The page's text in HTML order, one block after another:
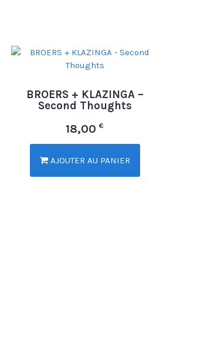
BROERS + KLAZINGA –
Second Thoughts
18,00€
AJOUTER AU PANIER